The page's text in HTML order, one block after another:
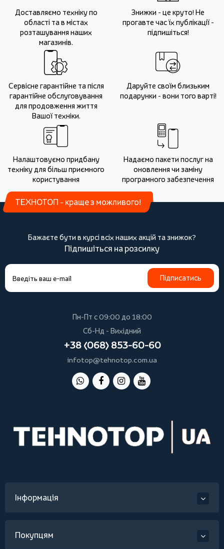
Доставляємо техніку по
області та в містах
розташування наших
магазинів.
Знижки - це круто! Не
прогавте час їх публікації -
підпишіться!
Сервісне гарантійне та після
гарантійне обслуговування
для продовження життя
Вашої техніки.
Даруйте своїм близьким
подарунки - вони того варті!
Налаштовуємо придбану
техніку для більш приємного
користування
Надаємо пакети послуг на
оновлення чи заміну
програмного забезпечення
ТЕХНОТОП - краще з можливого!
Бажаєте бути в курсі всіх наших акцій та знижок?
Підпишіться на розсилку
Підписатись
Пн-Пт с 09:00 до 18:00
Сб-Нд - Вихідний
+38 (068) 853-60-60
infotop@tehnotop.com.ua
Інформація
Покупцям